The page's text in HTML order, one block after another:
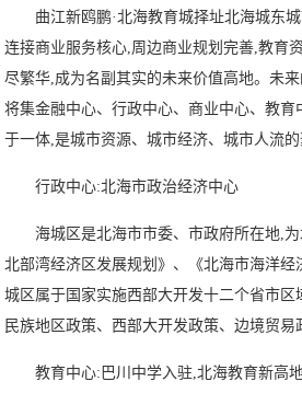
曲江新鸥鹏·北海教育城择址北海城东
连接商业服务核心,周边商业规划完善,教育
尽繁华,成为名副其实的未来价值高地。未
将集金融中心、行政中心、商业中心、教
于一体,是城市资源、城市经济、城市人流的
行政中心:北海市政治经济中心
海城区是北海市市委、市政府所在地,
北部湾经济区发展规划》、《北海市海洋经
城区属于国家实施西部大开发十二个省市
民族地区政策、西部大开发政策、边境贸易
教育中心:巴川中学入驻,北海教育新高